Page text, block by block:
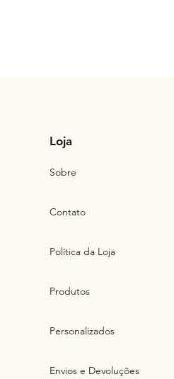
Loja
Sobre
Contato
Política da Loja
Produtos
Personalizados
Envios e Devoluções